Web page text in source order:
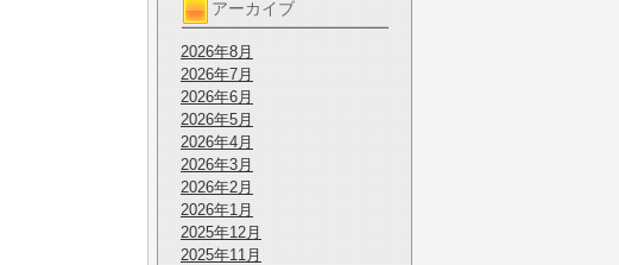
アーカイブ
2026年8月
2026年7月
2026年6月
2026年5月
2026年4月
2026年3月
2026年2月
2026年1月
2025年12月
2025年11月